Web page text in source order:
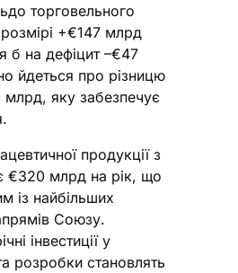
торговельного
+€147 млрд
б на дефіцит –€47
йдеться про різницю
яку забезпечує
продукції з
€320 млрд на рік, що
із найбільших
Союзу.
інвестиції у
розробки становлять